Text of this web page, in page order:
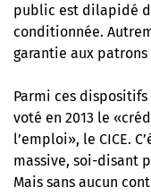
public est dilapidé
conditionnée.
garantie aux patrons
Parmi ces
voté en 2013 le
l’emploi», le CICE.
massive, soi-disant
Mais sans aucun